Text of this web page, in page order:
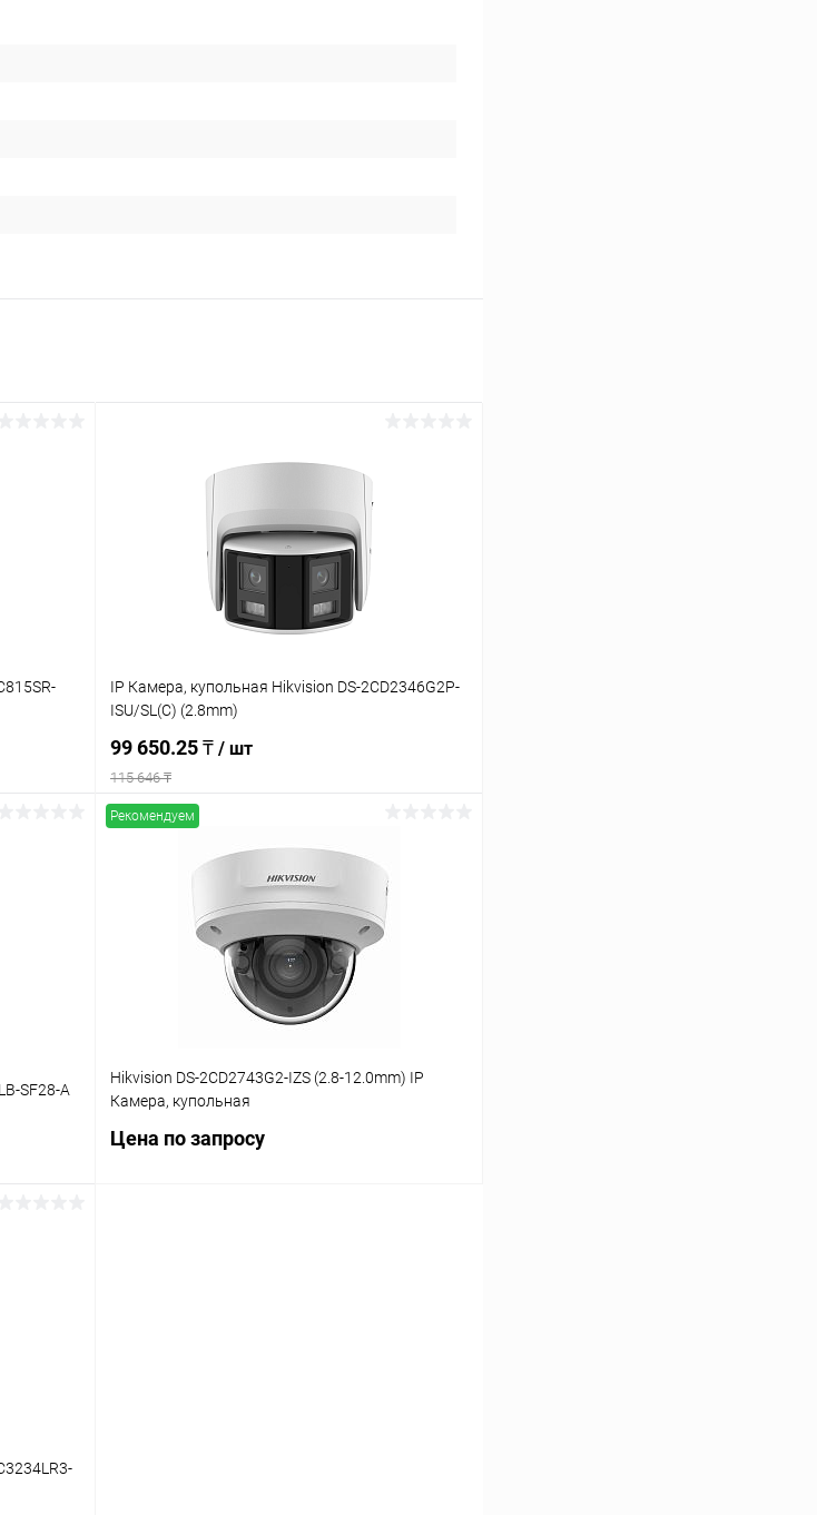
IP Камера, купольная Hikvision DS-2CD2346G2P-
ISU/SL(C) (2.8mm)
99 650.25 ₸ / шт
115 646 ₸
Сравнение
В избранное В наличии
SF28-A
Рекомендуем
Hikvision DS-2CD2743G2-IZS (2.8-12.0mm) IP
Камера, купольная
Цена по запросу